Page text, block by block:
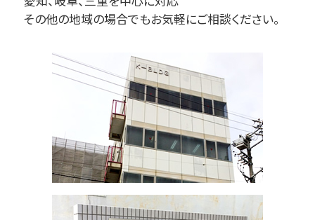
その他の地域の場合でもお気軽にご相談ください。